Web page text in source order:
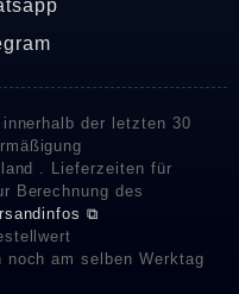
der letzten 30
. Lieferzeiten für
Berechnung des
⧉
noch am selben Werktag